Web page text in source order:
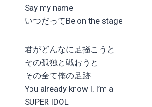
Say my name
いつだってBe on the stage
君がどんなに足掻こうと
その孤独と戦おうと
その全て俺の足跡
You already know I, I’m a
SUPER IDOL